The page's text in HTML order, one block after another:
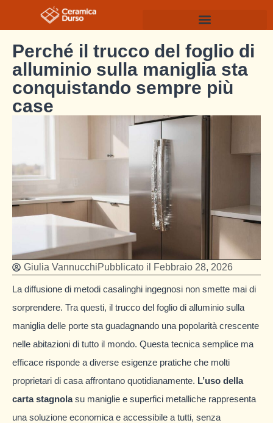
Perché il trucco del foglio di
alluminio sulla maniglia sta
conquistando sempre più
case
Giulia VannucchiPubblicato il Febbraio 28, 2026
La diffusione di metodi casalinghi ingegnosi non smette mai di
sorprendere. Tra questi, il trucco del foglio di alluminio sulla
maniglia delle porte sta guadagnando una popolarità crescente
nelle abitazioni di tutto il mondo. Questa tecnica semplice ma
efficace risponde a diverse esigenze pratiche che molti
proprietari di casa affrontano quotidianamente. L’uso della
carta stagnolasu maniglie e superfici metalliche rappresenta
una soluzione economica e accessibile a tutti, senza